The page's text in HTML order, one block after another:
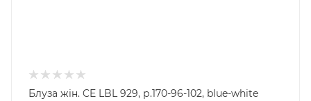
Блуза жін. CE LBL 929, р.170-96-102, blue-white